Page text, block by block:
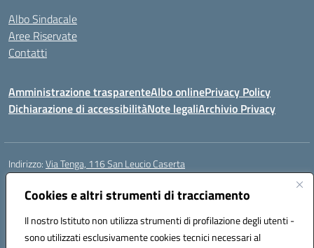
Cookies e altri strumenti di tracciamento
Il nostro Istituto non utilizza strumenti di profilazione degli utenti -
sono utilizzati esclusivamente cookies tecnici necessari al
Albo Sindacale
Aree Riservate
Contatti
Amministrazione trasparenteAlbo onlinePrivacy Policy
Dichiarazione di accessibilitàNote legaliArchivio Privacy
Indirizzo:Via Tenga, 116 San Leucio Caserta
Centralino:
Posta elettronica certificata (PEC):ceis042009@pec.istruzione.it
Codice fiscale: 93098380616
Codice meccanografico:CEIS042009